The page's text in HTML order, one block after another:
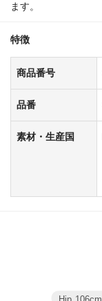
ます。
特徴
商品番号
品番
素材・生産国
Hip 106cm